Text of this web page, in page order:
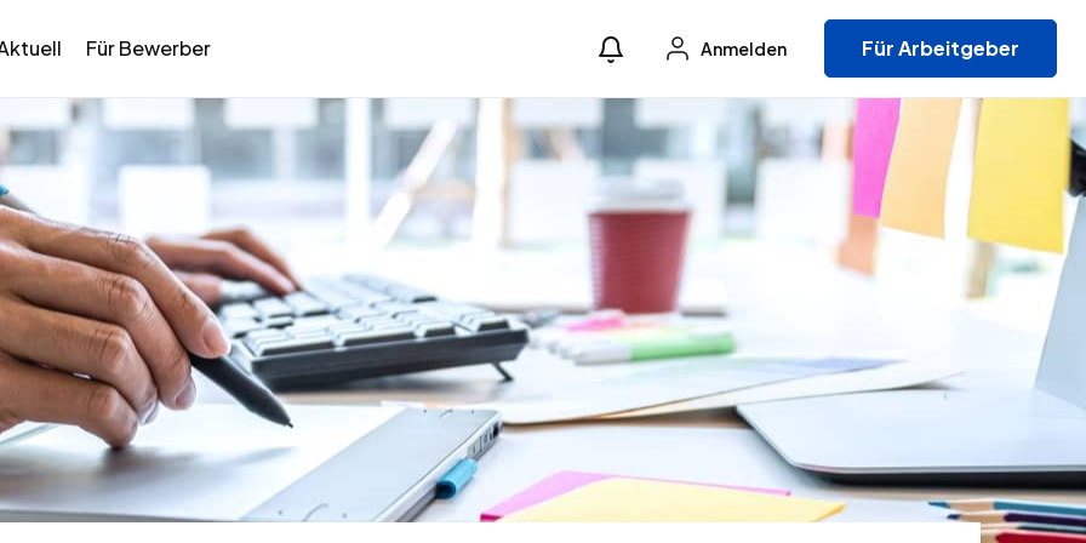
Für Bewerber Anmelden Für Arbeitgeber